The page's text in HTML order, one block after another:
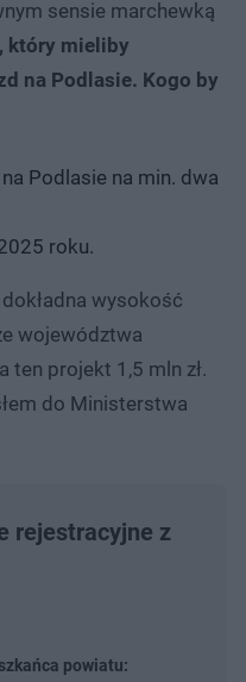
sensie marchewką
który mieliby
na Podlasie. Kogo by
Podlasie na min. dwa
roku.
wysokość
województwa
ten projekt 1,5 mln zł.
do Ministerstwa
rejestracyjne z
powiatu: